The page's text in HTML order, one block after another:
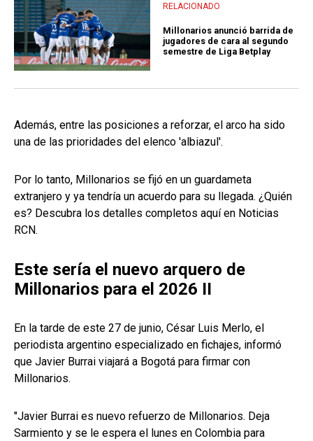
RELACIONADO
Millonarios anunció barrida de
jugadores de cara al segundo
semestre de Liga Betplay
Además, entre las posiciones a reforzar, el arco ha sido
una de las prioridades del elenco 'albiazul'.
Por lo tanto, Millonarios se fijó en un guardameta
extranjero y ya tendría un acuerdo para su llegada. ¿Quién
es? Descubra los detalles completos aquí en Noticias
RCN.
Este sería el nuevo arquero de
Millonarios para el 2026 II
En la tarde de este 27 de junio, César Luis Merlo, el
periodista argentino especializado en fichajes, informó
que Javier Burrai viajará a Bogotá para firmar con
Millonarios.
"Javier Burrai es nuevo refuerzo de Millonarios. Deja
Sarmiento y se le espera el lunes en Colombia para